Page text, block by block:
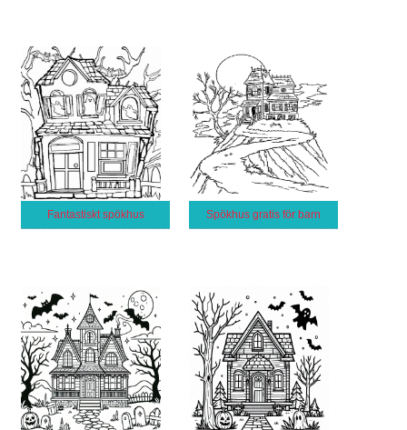
Fantastiskt spökhus Spökhus gratis för barn